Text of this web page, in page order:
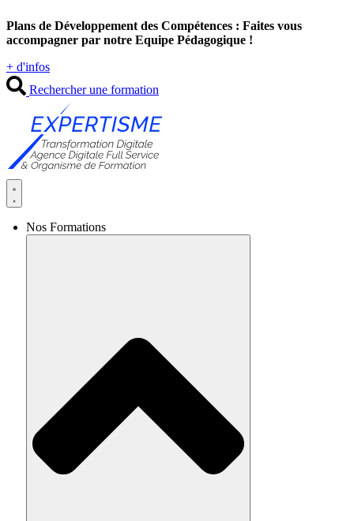
au
contenu
Plans de Développement des Compétences : Faites vous
accompagner par notre Equipe Pédagogique !
+ d'infos
Rechercher une formation
Nos Formations